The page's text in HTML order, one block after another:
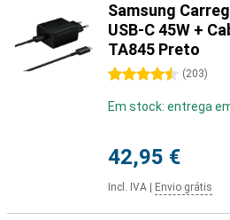
Samsung
USB-C 45W +
TA845 Preto
4.5 estrelas (203)
Em stock: entrega
42,95 €
Incl. IVA Envio grátis